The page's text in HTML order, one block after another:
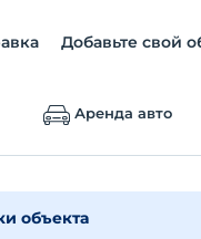
Добавьте свой
Аренда авто
объекта